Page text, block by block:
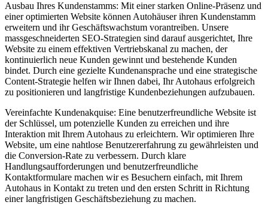
Ausbau Ihres Kundenstamms: Mit einer starken Online-Präsenz und
einer optimierten Website können Autohäuser ihren Kundenstamm
erweitern und ihr Geschäftswachstum vorantreiben. Unsere
massgeschneiderten SEO-Strategien sind darauf ausgerichtet, Ihre
Website zu einem effektiven Vertriebskanal zu machen, der
kontinuierlich neue Kunden gewinnt und bestehende Kunden
bindet. Durch eine gezielte Kundenansprache und eine strategische
Content-Strategie helfen wir Ihnen dabei, Ihr Autohaus erfolgreich
zu positionieren und langfristige Kundenbeziehungen aufzubauen.
Vereinfachte Kundenakquise: Eine benutzerfreundliche Website ist
der Schlüssel, um potenzielle Kunden zu erreichen und ihre
Interaktion mit Ihrem Autohaus zu erleichtern. Wir optimieren Ihre
Website, um eine nahtlose Benutzererfahrung zu gewährleisten und
die Conversion-Rate zu verbessern. Durch klare
Handlungsaufforderungen und benutzerfreundliche
Kontaktformulare machen wir es Besuchern einfach, mit Ihrem
Autohaus in Kontakt zu treten und den ersten Schritt in Richtung
einer langfristigen Geschäftsbeziehung zu machen.